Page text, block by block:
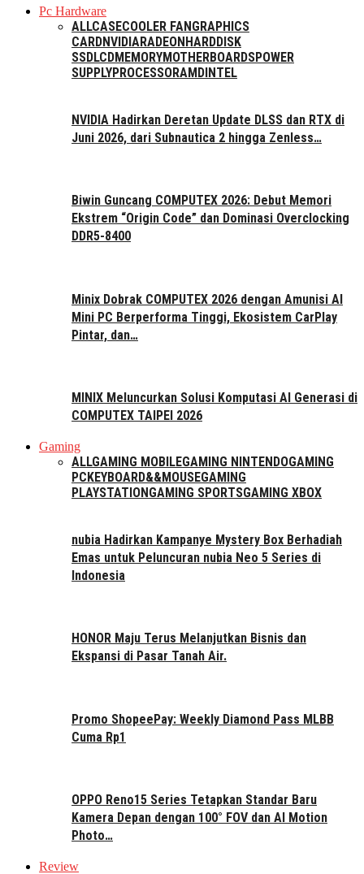
Pc Hardware
ALLCASECOOLER FAN GRAPHICS
CARDNVIDIARADEON HARDDISK
SSDLCDMEMORYMOTHERBOARDSPOWER
SUPPLYPROCESSORAMD INTEL
NVIDIA Hadirkan Deretan Update DLSS dan RTX di
Juni 2026, dari Subnautica 2 hingga Zenless…
Biwin Guncang COMPUTEX 2026: Debut Memori
Ekstrem “Origin Code” dan Dominasi Overclocking
DDR5-8400
Minix Dobrak COMPUTEX 2026 dengan Amunisi AI
Mini PC Berperforma Tinggi, Ekosistem CarPlay
Pintar, dan…
MINIX Meluncurkan Solusi Komputasi AI Generasi di
COMPUTEX TAIPEI 2026
Gaming
ALLGAMING MOBILEGAMING NINTENDOGAMING
PCKEYBOARD&&MOUSEGAMING
PLAYSTATIONGAMING SPORTSGAMING XBOX
nubia Hadirkan Kampanye Mystery Box Berhadiah
Emas untuk Peluncuran nubia Neo 5 Series di
Indonesia
HONOR Maju Terus Melanjutkan Bisnis dan
Ekspansi di Pasar Tanah Air.
Promo ShopeePay: Weekly Diamond Pass MLBB
Cuma Rp1
OPPO Reno15 Series Tetapkan Standar Baru
Kamera Depan dengan 100° FOV dan AI Motion
Photo…
Review